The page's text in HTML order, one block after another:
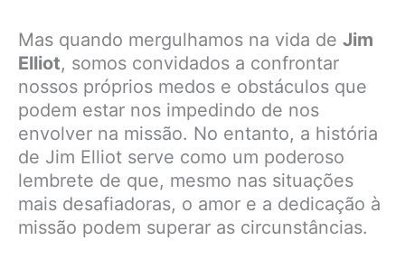
Mas quando mergulhamos na vida de Jim
Elliot, somos convidados a confrontar
nossos próprios medos e obstáculos que
podem estar nos impedindo de nos
envolver na missão. No entanto, a história
de Jim Elliot serve como um poderoso
lembrete de que, mesmo nas situações
mais desafiadoras, o amor e a dedicação à
missão podem superar as circunstâncias.